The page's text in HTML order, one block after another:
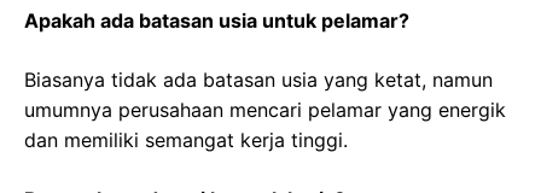
Apakah ada batasan usia untuk pelamar?
Biasanya tidak ada batasan usia yang ketat, namun
umumnya perusahaan mencari pelamar yang energik
dan memiliki semangat kerja tinggi.